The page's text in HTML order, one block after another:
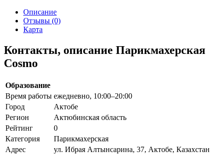
Описание
Отзывы (0)
Карта
Контакты, описание Парикмахерская
Cosmo
Образование
Время работы ежедневно, 10:00–20:00
Город
Актобе
Регион
Актюбинская область
Рейтинг
0
Категория
Парикмахерская
Адрес
ул. Ибрая Алтынсарина, 37, Актобе, Казахстан